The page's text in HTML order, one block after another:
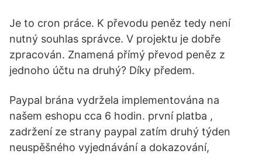
Je to cron práce. K převodu peněz tedy není
nutný souhlas správce. V projektu je dobře
zpracován. Znamená přímý převod peněz z
jednoho účtu na druhý? Díky předem.
Paypal brána vydržela implementována na
našem eshopu cca 6 hodin. první platba ,
zadržení ze strany paypal zatím druhý týden
neuspěšného vyjednávání a dokazování,